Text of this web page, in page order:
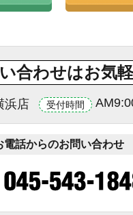
合わせはお気
浜店 受付時間
電話からのお問い合わせ